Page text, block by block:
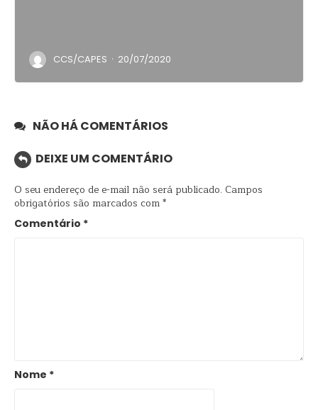
CCS/CAPES · 20/07/2020
NÃO HÁ COMENTÁRIOS
DEIXE UM COMENTÁRIO
O seu endereço de e-mail não será publicado. Campos
obrigatórios são marcados com*
Comentário *
Nome *